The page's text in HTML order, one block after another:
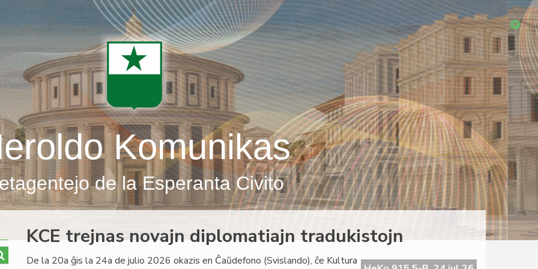
Komunikas
de la Esperanta Civito
KCE trejnas novajn diplomatiajn tradukistojn
De la 20a ĝis la 24a de julio 2026 okazis en Ĉaŭdefono (Svislando), ĉe Kultura